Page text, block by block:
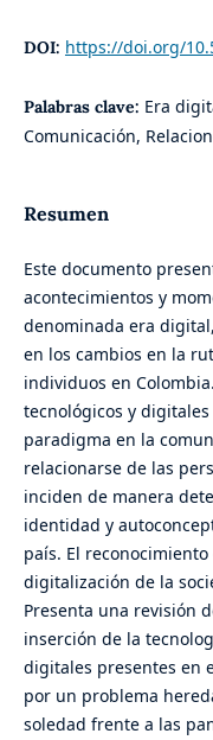
DOI: https://doi.org/
Palabras clave: Era
Comunicación,
Resumen
Este documento
acontecimientos y
denominada era
en los cambios en la
individuos en
tecnológicos y
paradigma en la
relacionarse de las
inciden de manera
identidad y
país. El
digitalización de la
Presenta una revisión
inserción de la
digitales presentes en
por un problema
soledad frente a las